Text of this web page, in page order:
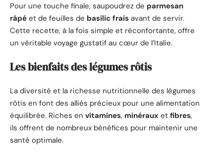
Pour une touche finale, saupoudrez de parmesan
râpé et de feuilles de basilic frais avant de servir.
Cette recette, à la fois simple et réconfortante, offre
un véritable voyage gustatif au cœur de l’Italie.
Les bienfaits des légumes rôtis
La diversité et la richesse nutritionnelle des légumes
rôtis en font des alliés précieux pour une alimentation
équilibrée. Riches en vitamines, minéraux et fibres,
ils offrent de nombreux bénéfices pour maintenir une
santé optimale.